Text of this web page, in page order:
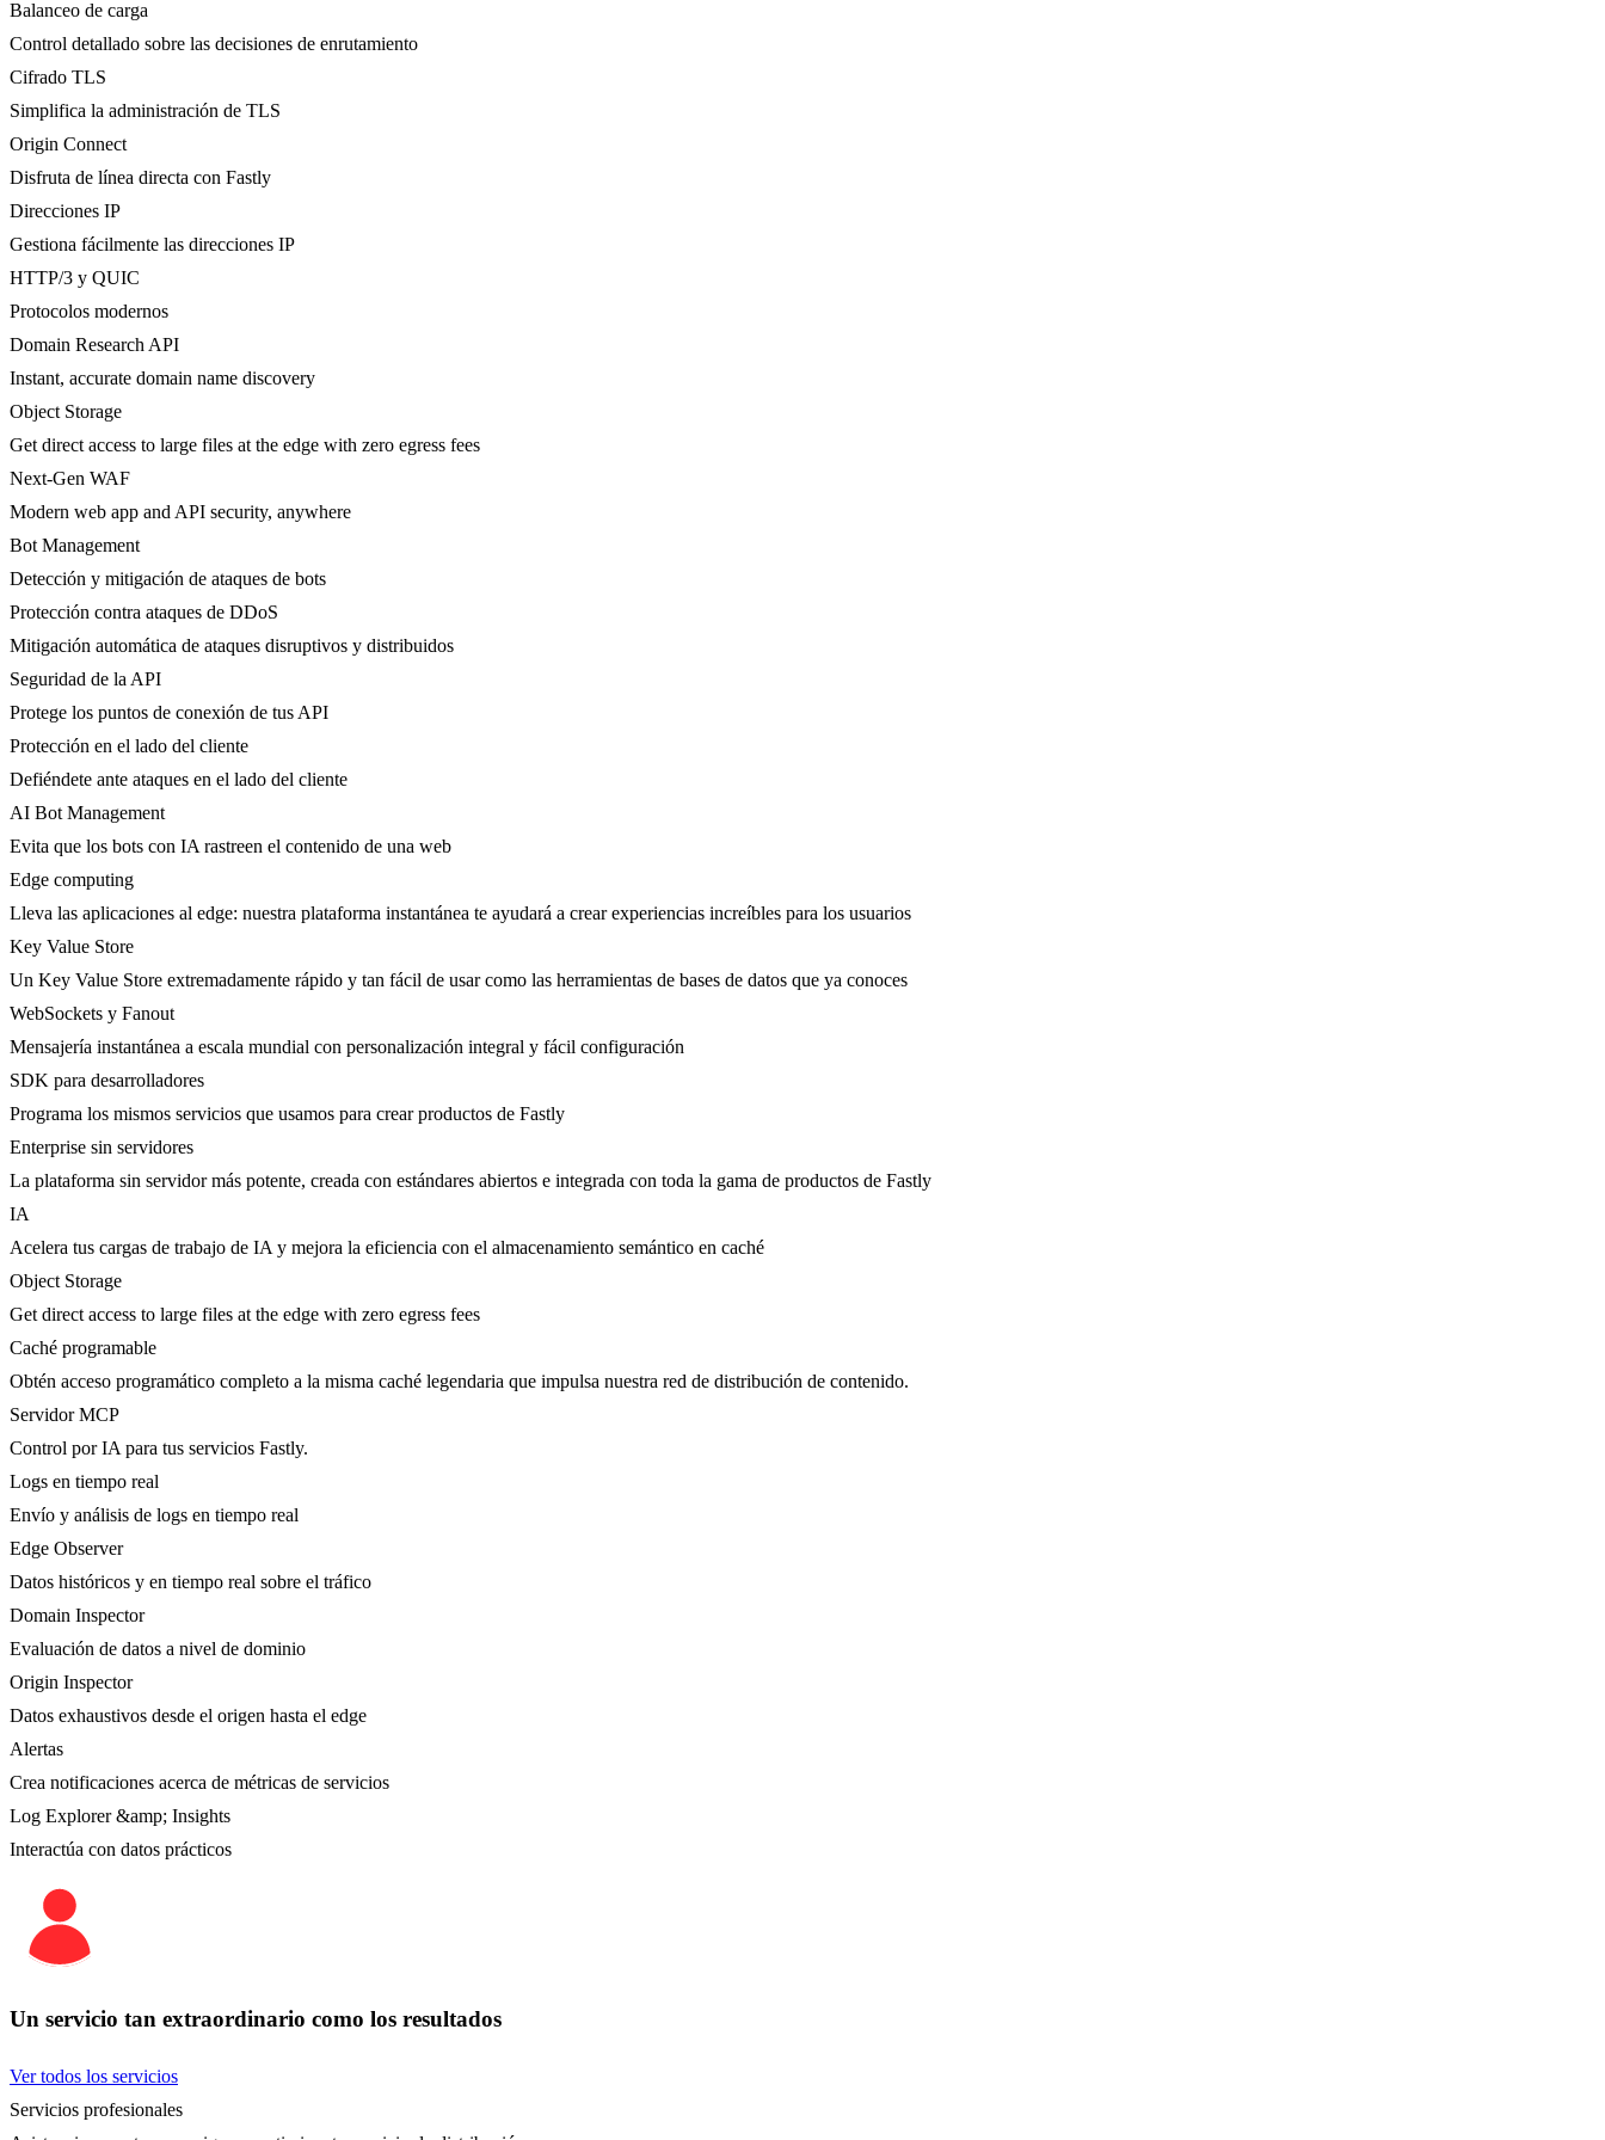
Balanceo de carga
Control detallado sobre las decisiones de enrutamiento
Cifrado TLS
Simplifica la administración de TLS
Origin Connect
Disfruta de línea directa con Fastly
Direcciones IP
Gestiona fácilmente las direcciones IP
HTTP/3 y QUIC
Protocolos modernos
Domain Research API
Instant, accurate domain name discovery
Object Storage
Get direct access to large files at the edge with zero egress fees
Next-Gen WAF
Modern web app and API security, anywhere
Bot Management
Detección y mitigación de ataques de bots
Protección contra ataques de DDoS
Mitigación automática de ataques disruptivos y distribuidos
Seguridad de la API
Protege los puntos de conexión de tus API
Protección en el lado del cliente
Defiéndete ante ataques en el lado del cliente
AI Bot Management
Evita que los bots con IA rastreen el contenido de una web
Edge computing
Lleva las aplicaciones al edge: nuestra plataforma instantánea te ayudará a crear experiencias increíbles para los usuarios
Key Value Store
Un Key Value Store extremadamente rápido y tan fácil de usar como las herramientas de bases de datos que ya conoces
WebSockets y Fanout
Mensajería instantánea a escala mundial con personalización integral y fácil configuración
SDK para desarrolladores
Programa los mismos servicios que usamos para crear productos de Fastly
Enterprise sin servidores
La plataforma sin servidor más potente, creada con estándares abiertos e integrada con toda la gama de productos de Fastly
IA
Acelera tus cargas de trabajo de IA y mejora la eficiencia con el almacenamiento semántico en caché
Object Storage
Get direct access to large files at the edge with zero egress fees
Caché programable
Obtén acceso programático completo a la misma caché legendaria que impulsa nuestra red de distribución de contenido.
Servidor MCP
Control por IA para tus servicios Fastly.
Logs en tiempo real
Envío y análisis de logs en tiempo real
Edge Observer
Datos históricos y en tiempo real sobre el tráfico
Domain Inspector
Evaluación de datos a nivel de dominio
Origin Inspector
Datos exhaustivos desde el origen hasta el edge
Alertas
Crea notificaciones acerca de métricas de servicios
Log Explorer &amp; Insights
Interactúa con datos prácticos
Un servicio tan extraordinario como los resultados
Ver todos los servicios
Servicios profesionales